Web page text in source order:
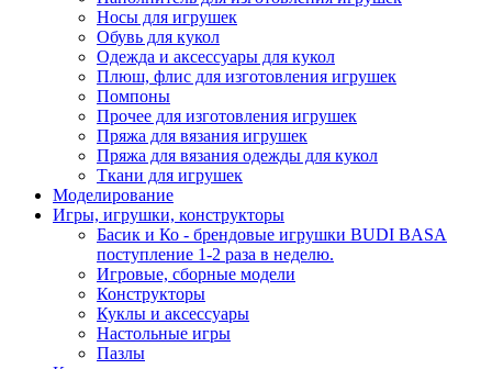
Носы для игрушек
Обувь для кукол
Одежда и аксессуары для кукол
Плюш, флис для изготовления игрушек
Помпоны
Прочее для изготовления игрушек
Пряжа для вязания игрушек
Пряжа для вязания одежды для кукол
Ткани для игрушек
Моделирование
Игры, игрушки, конструкторы
Басик и Ко - брендовые игрушки BUDI BASA
поступление 1-2 раза в неделю.
Игровые, сборные модели
Конструкторы
Куклы и аксессуары
Настольные игры
Пазлы